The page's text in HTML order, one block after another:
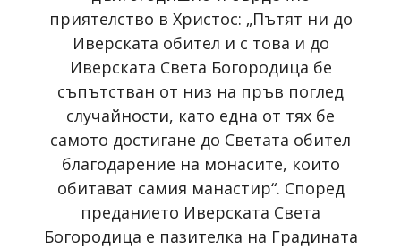
приятелство в Христос: „Пътят ни до
Иверската обител и с това и до
Иверската Света Богородица бе
съпътстван от низ на пръв поглед
случайности, като една от тях бе
самото достигане до Светата обител
благодарение на монасите, които
обитават самия манастир“. Според
преданието Иверската Света
Богородица е пазителка на Градината